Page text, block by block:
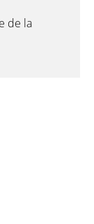
de la